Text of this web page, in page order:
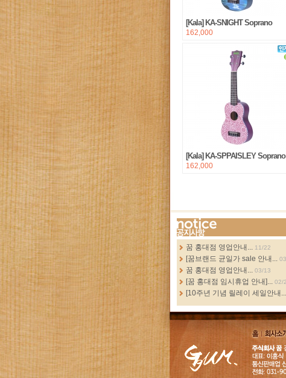
[Kala] KA-SNIGHT Soprano
162,000
[Kala] KA-SPPAISLEY Soprano
162,000
more...
꿈 홍대점 영업안내... 11/22
[꿈브랜드 균일가 sale 안내...
꿈 홍대점 영업안내... 03/13
[꿈 홍대점 임시휴업 안내]... 02/
[10주년 기념 릴레이 세일안내...
홈
회사소
개